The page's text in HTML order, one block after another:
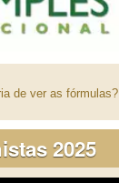
de ver as fórmulas?
2025